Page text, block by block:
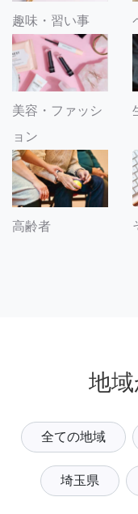
趣味・習い事
美容・ファッシ
ョン
高齢者
地
全ての地域
埼玉県